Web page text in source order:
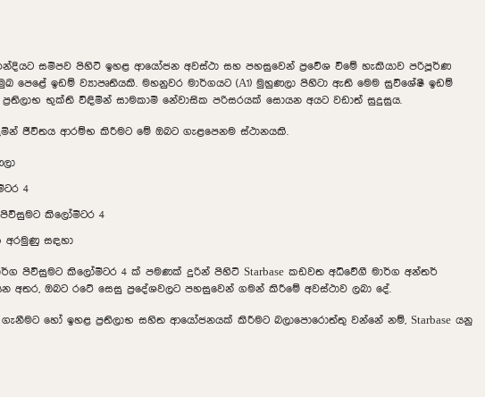
සමීපව පිහිටි ඉහළ ආයෝජන අවස්ථා සහ පහසුවෙන් ප්‍රවේශ වීමේ හැකියාව පරිපූර්ණ
පෙළේ ඉඩම් ව්‍යාපෘතියකි. මහනුවර මාර්ගයට (A1) මුහුණලා පිහිටා ඇති මෙම සුවිශේෂී ඉඩම්
ප්‍රතිලාභ භුක්ති විඳිමින් සාමකාමී නේවාසික පරිසරයක් සොයන අයට වඩාත් සුදුසුය.
ජීවිතය ආරම්භ කිරීමට මේ ඔබට ගැළපෙනම ස්ථානයකි.
4
කිලෝමීටර 4
අරමුණු සඳහා
පිවිසුමට කිලෝමීටර 4 ක් පමණක් දුරින් පිහිටි Starbase කඩවත අධිවේගී මාර්ග අන්තර්
අතර, ඔබට රටේ සෙසු ප්‍රදේශවලට පහසුවෙන් ගමන් කිරීමේ අවස්ථාව ලබා දේ.
හෝ ඉහළ ප්‍රතිලාභ සහිත ආයෝජනයක් කිරීමට බලාපොරොත්තු වන්නේ නම්, Starbase යනු